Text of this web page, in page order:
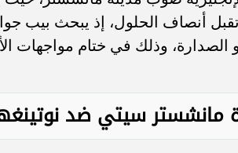
أنصاف الحلول، إذ يبحث بيب
وذلك في ختام مواجهات
مانشستر سيتي ضد